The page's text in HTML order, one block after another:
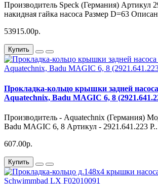
Производитель Speck (Германия) Артикул
накидная гайка насоса Размер D=63
53915.00р.
Купить
Прокладка-кольцо крышки задней
Aquatechnix, Badu MAGIC 6, 8
Производитель - Aquatechnix (Германия)
Badu MAGIC 6, 8 Артикул - 2921.641.223 Р..
607.00р.
Купить